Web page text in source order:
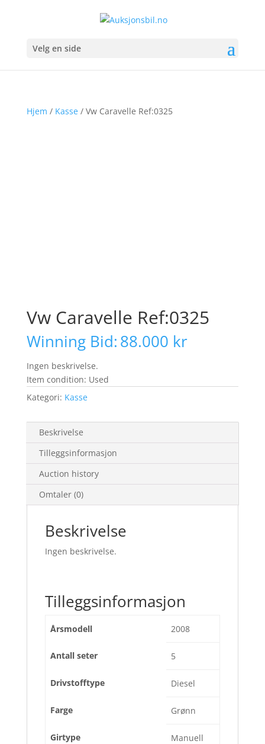
Velg en side
Hjem / Kasse/ Vw Caravelle Ref:0325
Vw Caravelle Ref:0325
Winning Bid:88.000 kr
Ingen beskrivelse.
Item condition: Used
Kategori: Kasse
Beskrivelse
Tilleggsinformasjon
Auction history
Omtaler (0)
Beskrivelse
Ingen beskrivelse.
Tilleggsinformasjon
Årsmodell 2008
Antall seter 5
Drivstofftype Diesel
Farge Grønn
Girtype Manuell